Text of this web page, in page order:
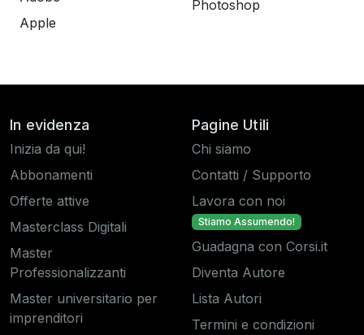
Apple
Photoshop
In evidenza
Inizia da qui!
Abbonamenti
Offerte attive
Masterclass Digitali
Master
Professionalizzanti
Master universitario per
imprenditori
Pagine Utili
Chi siamo
Contatti / Supporto
Lavora con noi
Stiamo Assumendo!
Guadagna con Corsi.it
Diventa Autore
Lista Autori
Termini e condizioni